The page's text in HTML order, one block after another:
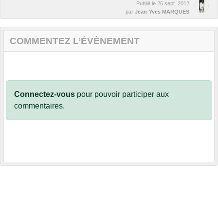
Publié le 26 sept. 2012
par Jean-Yves MARQUES
COMMENTEZ L’ÉVÈNEMENT
Connectez-vous pour pouvoir participer aux
commentaires.